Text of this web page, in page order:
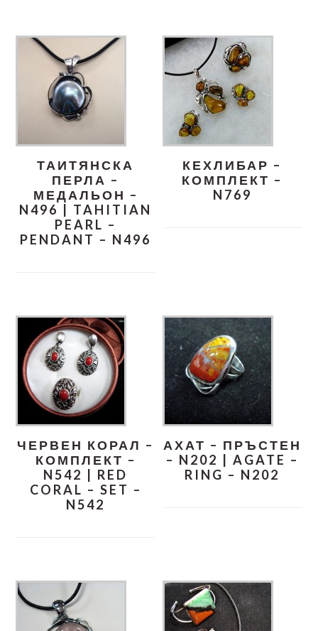
ТАИТЯНСКА
ПЕРЛА –
МЕДАЛЬОН –
N496 | TAHITIAN
PEARL –
PENDANT – N496
КЕХЛИБАР –
КОМПЛЕКТ –
N769
ЧЕРВЕН КОРАЛ –
КОМПЛЕКТ –
N542 | RED
CORAL – SET –
N542
АХАТ – ПРЪСТЕН
– N202 | AGATE –
RING – N202